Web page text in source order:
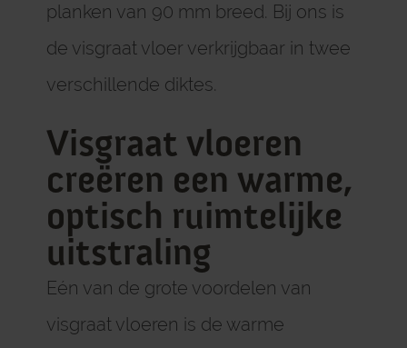
planken van 90 mm breed. Bij ons is
de visgraat vloer verkrijgbaar in twee
verschillende diktes.
Visgraat vloeren
creëren een warme,
optisch ruimtelijke
uitstraling
Eén van de grote voordelen van
visgraat vloeren is de warme